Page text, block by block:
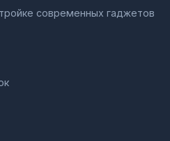
современных гаджетов